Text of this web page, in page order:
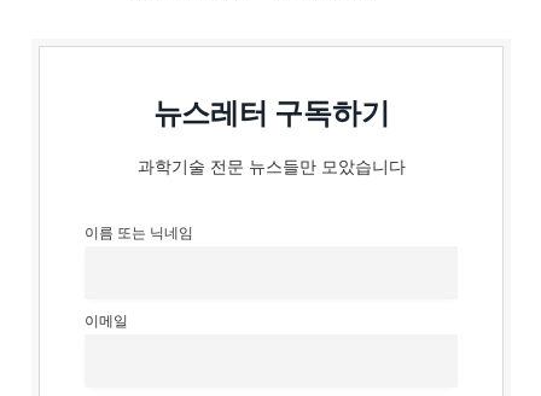
뉴스레터 구독하기
과학기술 전문 뉴스들만 모았습니다
이름 또는 닉네임
이메일